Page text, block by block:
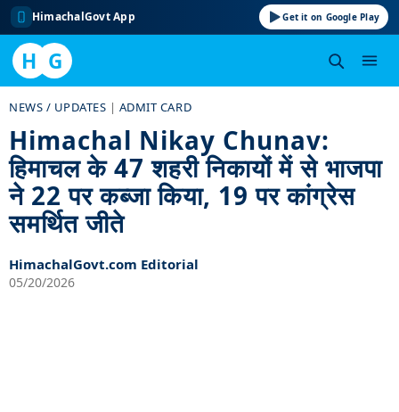
HimachalGovt App Get it on Google Play
H G
content
NEWS / UPDATES | ADMIT CARD
Himachal Nikay Chunav:
हिमाचल के 47 शहरी निकायों में से भाजपा
ने 22 पर कब्जा किया, 19 पर कांग्रेस
समर्थित जीते
HimachalGovt.com Editorial
05/20/2026